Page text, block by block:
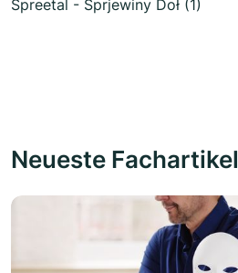
Spreetal - Sprjewiny Doł (1)
Neueste Fachartikel